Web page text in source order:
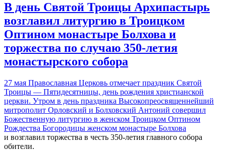
В день Святой Троицы Архипастырь
возглавил литургию в Троицком
Оптином монастыре Болхова и
торжества по случаю 350-летия
монастырского собора
27 мая Православная Церковь отмечает праздник Святой
Троицы — Пятидесятницы, день рождения христианской
церкви. Утром в день праздника Высокопреосвященнейший
митрополит Орловский и Болховский Антоний совершил
Божественную литургию в женском Троицком Оптином
Рождества Богородицы женском монастыре Болхова
и возглавил торжества в честь 350-летия главного собора
обители.